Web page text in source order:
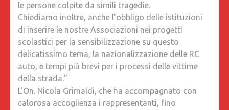
le persone colpite da simili tragedie.
Chiediamo inoltre, anche l’obbligo delle istituzioni
di inserire le nostre Associazioni nei progetti
scolastici per la sensibilizzazione su questo
delicatissimo tema, la nazionalizzazione delle RC
auto, e tempi più brevi per i processi delle vittime
della strada.”
L’On. Nicola Grimaldi, che ha accompagnato con
calorosa accoglienza i rappresentanti, fino